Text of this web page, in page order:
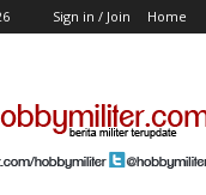
Sign in / Join Home